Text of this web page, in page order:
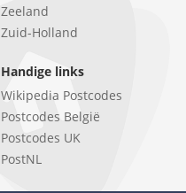
Zeeland
Zuid-Holland
Handige links
Wikipedia Postcodes
Postcodes België
Postcodes UK
PostNL